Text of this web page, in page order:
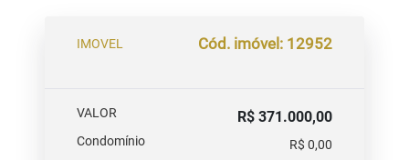
IMOVEL Cód. imóvel: 12952
VALOR R$ 371.000,00
Condomínio
R$ 0,00